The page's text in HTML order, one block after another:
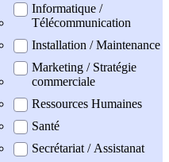
Informatique /
Télécommunication
Installation / Maintenance
Marketing / Stratégie
commerciale
Ressources Humaines
Santé
Secrétariat / Assistanat